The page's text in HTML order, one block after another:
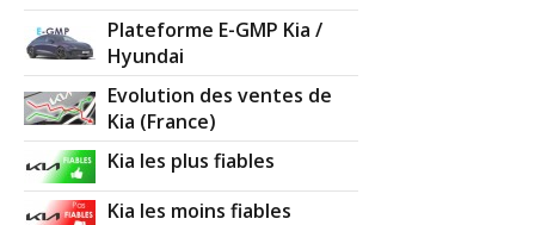
Plateforme E-GMP Kia /
Hyundai
Evolution des ventes de
Kia (France)
Kia les plus fiables
Kia les moins fiables